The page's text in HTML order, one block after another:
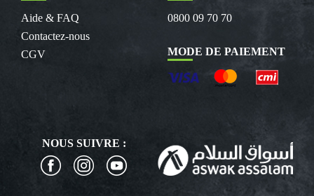
Aide & FAQ
Contactez-nous
CGV
0800 09 70 70
MODE DE PAIEMENT
NOUS SUIVRE :